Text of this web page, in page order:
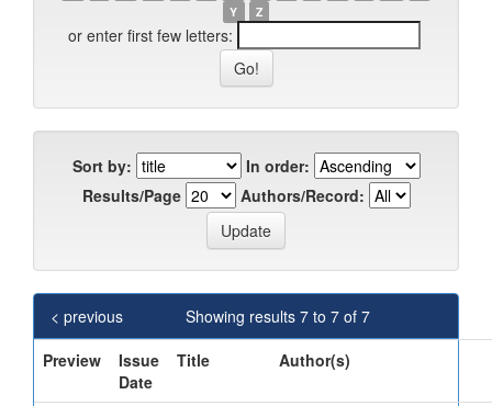
Y
Z
or enter first few letters:
Sort by:
In order:
Results/Page
Authors/Record:
Showing results 7 to 7 of 7
< previous
Preview
Issue
Date
Title Author(s)